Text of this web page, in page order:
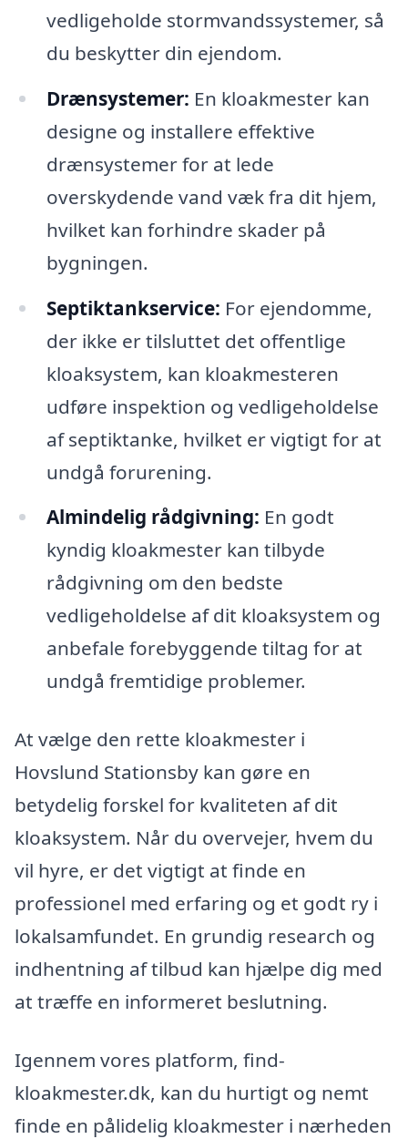
vedligeholde stormvandssystemer, så
du beskytter din ejendom.
Drænsystemer: En kloakmester kan
designe og installere effektive
drænsystemer for at lede
overskydende vand væk fra dit hjem,
hvilket kan forhindre skader på
bygningen.
Septiktankservice: For ejendomme,
der ikke er tilsluttet det offentlige
kloaksystem, kan kloakmesteren
udføre inspektion og vedligeholdelse
af septiktanke, hvilket er vigtigt for at
undgå forurening.
Almindelig rådgivning: En godt
kyndig kloakmester kan tilbyde
rådgivning om den bedste
vedligeholdelse af dit kloaksystem og
anbefale forebyggende tiltag for at
undgå fremtidige problemer.
At vælge den rette kloakmester i
Hovslund Stationsby kan gøre en
betydelig forskel for kvaliteten af dit
kloaksystem. Når du overvejer, hvem du
vil hyre, er det vigtigt at finde en
professionel med erfaring og et godt ry i
lokalsamfundet. En grundig research og
indhentning af tilbud kan hjælpe dig med
at træffe en informeret beslutning.
Igennem vores platform, find-
kloakmester.dk, kan du hurtigt og nemt
finde en pålidelig kloakmester i nærheden